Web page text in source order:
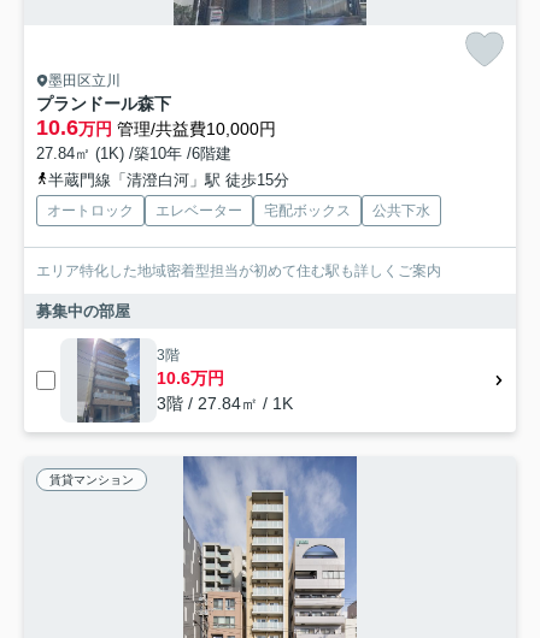
墨田区立川
プランドール森下
10.6万円 管理/共益費10,000円
27.84㎡ (1K) /築10年 /6階建
半蔵門線「清澄白河」駅 徒歩15分
オートロック エレベーター 宅配ボックス 公共下水
エリア特化した地域密着型担当が初めて住む駅も詳しくご案内
募集中の部屋
3階
10.6万円
3階 / 27.84㎡ / 1K
賃貸マンション